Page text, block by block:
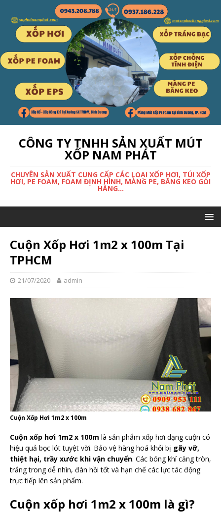
CÔNG TY TNHH SẢN XUẤT MÚT
XỐP NAM PHÁT
CHUYÊN SẢN XUẤT CUNG CẤP CÁC LOẠI XỐP HƠI, TÚI XỐP
HƠI, PE FOAM, FOAM ĐỊNH HÌNH, MÀNG PE, BĂNG KEO GÓI
HÀNG...
Cuộn Xốp Hơi 1m2 x 100m Tại
TPHCM
21/07/2020 admin
Cuộn Xốp Hơi 1m2 x 100m
Cuộn xốp hơi 1m2 x 100m là sản phẩm xốp hơi dạng cuộn có
hiệu quả bọc lót tuyệt vời. Bảo vệ hàng hoá khỏi bị gãy vỡ,
thiệt hại, trầy xước khi vận chuyển. Các bóng khí căng tròn,
trắng trong dễ nhìn, đàn hồi tốt và hạn chế các lực tác động
trực tiếp lên sản phẩm.
Cuộn xốp hơi 1m2 x 100m là gì?